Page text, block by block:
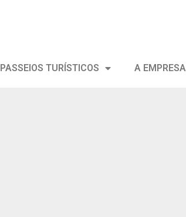
PASSEIOS TURÍSTICOS A EMPRESA